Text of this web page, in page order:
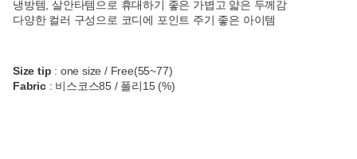
냉방템, 살안타템으로 휴대하기 좋은 가볍고 얇은 두께감
다양한 컬러 구성으로 코디에 포인트 주기 좋은 아이템
Size tip : one size / Free(55~77)
Fabric: 비스코스85 / 폴리15 (%)